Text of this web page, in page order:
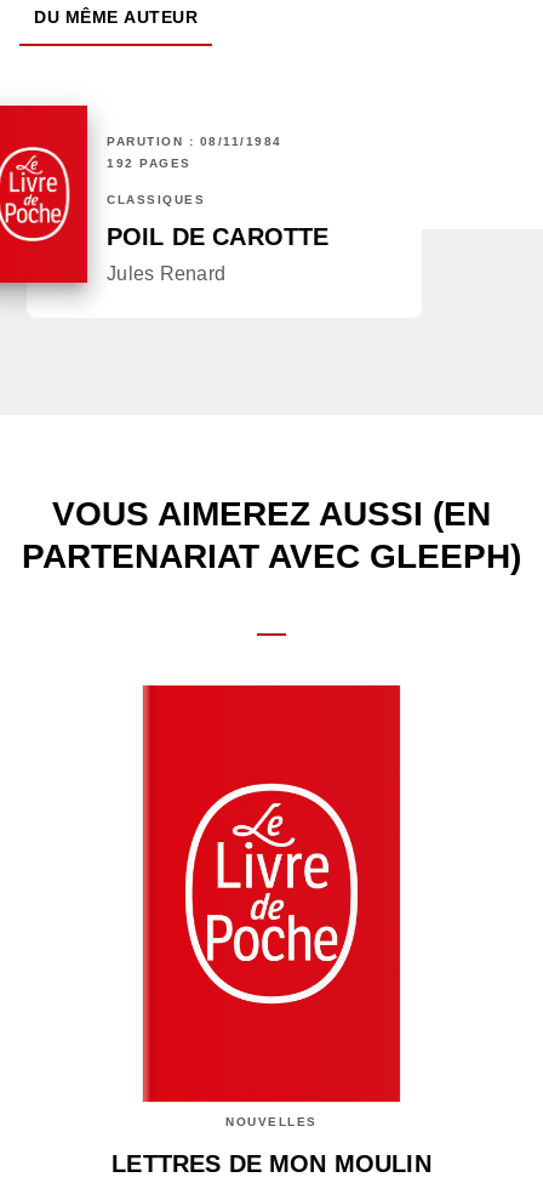
DU MÊME AUTEUR
PARUTION : 08/11/1984
192 PAGES
CLASSIQUES
POIL DE CAROTTE
Jules Renard
VOUS AIMEREZ AUSSI (EN
PARTENARIAT AVEC GLEEPH)
NOUVELLES
LETTRES DE MON MOULIN